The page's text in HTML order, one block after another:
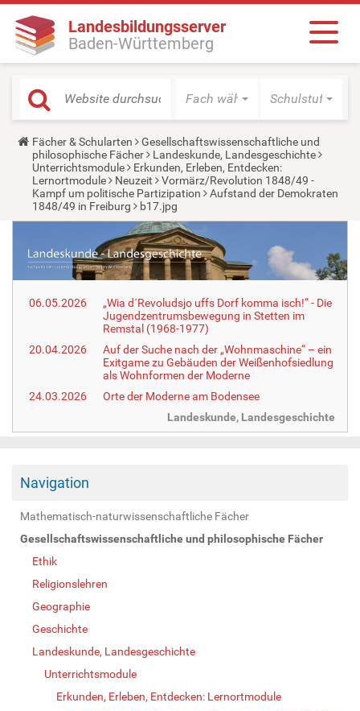
Landesbildungsserver
Baden-Württemberg
Fach wählen Schulstufe
Y
o
u
a
r
e
h
e
:
Fächer & Schularten
Gesellschaftswissenschaftliche und
philosophische Fächer
Landeskunde, Landesgeschichte
Unterrichtsmodule
Erkunden, Erleben, Entdecken:
Lernortmodule
Neuzeit
Vormärz/Revolution 1848/49 -
Kampf um politische Partizipation
Aufstand der Demokraten
1848/49 in Freiburg
b17.jpg
06.05.2026
„Wia d´Revoludsjo uffs Dorf komma isch!“ - Die
Jugendzentrumsbewegung in Stetten im
Remstal (1968-1977)
20.04.2026
Auf der Suche nach der „Wohnmaschine“ – ein
Exitgame zu Gebäuden der Weißenhofsiedlung
als Wohnformen der Moderne
24.03.2026
Orte der Moderne am Bodensee
Landeskunde, Landesgeschichte
Navigation
Mathematisch-naturwissenschaftliche Fächer
Gesellschaftswissenschaftliche und philosophische Fächer
Ethik
Religionslehren
Geographie
Geschichte
Landeskunde, Landesgeschichte
Unterrichtsmodule
Erkunden, Erleben, Entdecken: Lernortmodule